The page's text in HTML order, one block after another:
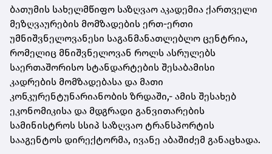
ბათუმის სახელმწიფო საზღვაო აკადემია ქართველი
მეზღვაურების მომზადების ერთ-ერთი
უმნიშვნელოვანესი საგანმანათლებლო ცენტრია,
რომელიც მნიშვნელოვან როლს ასრულებს
საერთაშორისო სტანდარტების შესაბამისი
კადრების მომზადებასა და მათი
კონკურენტუნარიანობის ზრდაში,- ამის შესახებ
ეკონომიკისა და მდგრადი განვითარების
სამინისტროს სსიპ საზღვაო ტრანსპორტის
სააგენტოს დირექტორმა, ივანე აბაშიძემ განაცხადა.